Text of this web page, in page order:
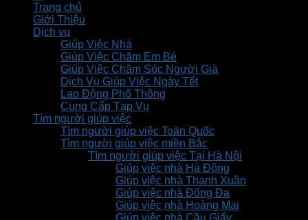
Trang chủ
Giới Thiệu
Dịch vụ
Giúp Việc Nhà
Giúp Việc Chăm Em Bé
Giúp Việc Chăm Sóc Người Già
Dịch Vụ Giúp Việc Ngày Tết
Lao Động Phổ Thông
Cung Cấp Tạp Vụ
Tìm người giúp việc
Tìm người giúp việc Toàn Quốc
Tìm người giúp việc miền Bắc
Tìm người giúp việc Tại Hà Nội
Giúp việc nhà Hà Đông
Giúp việc nhà Thanh Xuân
Giúp việc nhà Đống Đa
Giúp việc nhà Hoàng Mai
Giúp việc nhà Cầu Giấy